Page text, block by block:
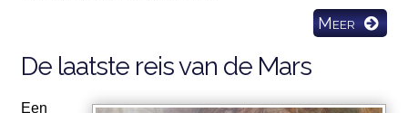
Meer
De laatste reis van de Mars
Een